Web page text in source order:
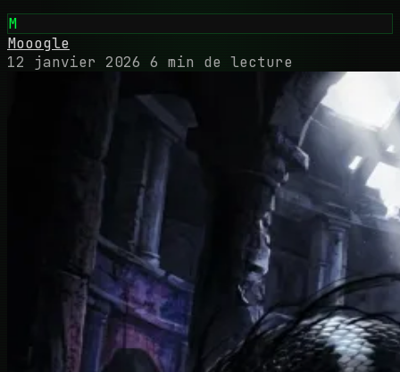
M
Mooogle
12 janvier 2026 6 min de lecture